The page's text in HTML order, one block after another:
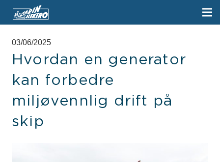
03/06/2025
Hvordan en generator
kan forbedre
miljøvennlig drift på
skip